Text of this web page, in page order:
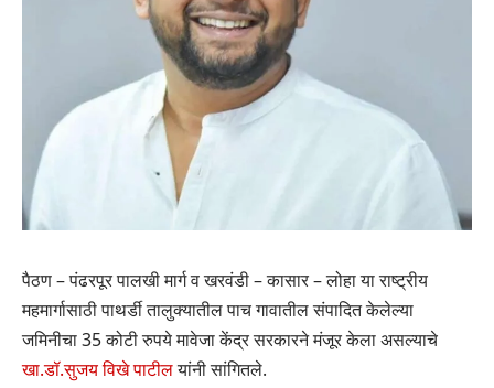
पैठण – पंढरपूर पालखी मार्ग व खरवंडी – कासार – लोहा या राष्ट्रीय
महमार्गासाठी पाथर्डी तालुक्यातील पाच गावातील संपादित केलेल्या
जमिनीचा 35 कोटी रुपये मावेजा केंद्र सरकारने मंजूर केला असल्याचे
खा.डॉ.सुजय विखे पाटीलयांनी सांगितले.